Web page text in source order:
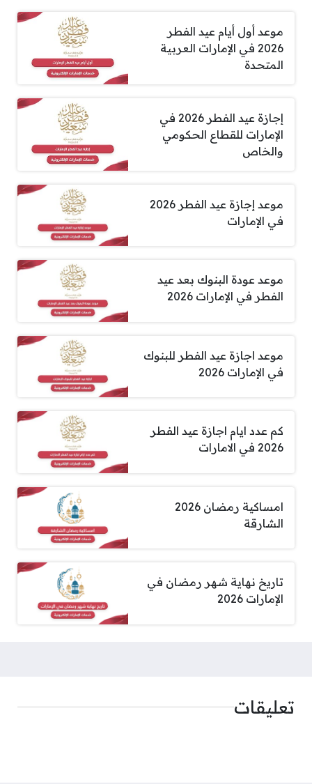
موعد أول أيام عيد الفطر
2026 في الإمارات العربية
المتحدة
إجازة عيد الفطر 2026 في
الإمارات للقطاع الحكومي
والخاص
موعد إجازة عيد الفطر 2026
في الإمارات
موعد عودة البنوك بعد عيد
الفطر في الإمارات 2026
موعد اجازة عيد الفطر للبنوك
في الإمارات 2026
كم عدد ايام اجازة عيد الفطر
2026 في الامارات
امساكية رمضان 2026
الشارقة
تاريخ نهاية شهر رمضان في
الإمارات 2026
تعليقات